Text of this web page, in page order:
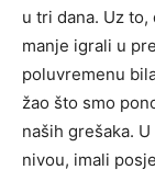
u tri dana. Uz
manje igrali u
poluvremenu
žao što smo
naših grešaka.
nivou, imali